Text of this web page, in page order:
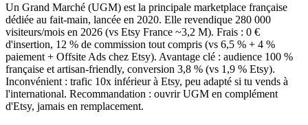
Un Grand Marché (UGM) est la principale marketplace française
dédiée au fait-main, lancée en 2020. Elle revendique 280 000
visiteurs/mois en 2026 (vs Etsy France ~3,2 M). Frais : 0 €
d'insertion, 12 % de commission tout compris (vs 6,5 % + 4 %
paiement + Offsite Ads chez Etsy). Avantage clé : audience 100 %
française et artisan-friendly, conversion 3,8 % (vs 1,9 % Etsy).
Inconvénient : trafic 10x inférieur à Etsy, peu adapté si tu vends à
l'international. Recommandation : ouvrir UGM en complément
d'Etsy, jamais en remplacement.